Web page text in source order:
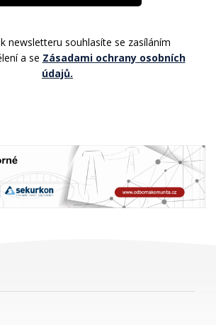
newsletteru souhlasíte se zasíláním
a se Zásadami ochrany osobních
údajů.